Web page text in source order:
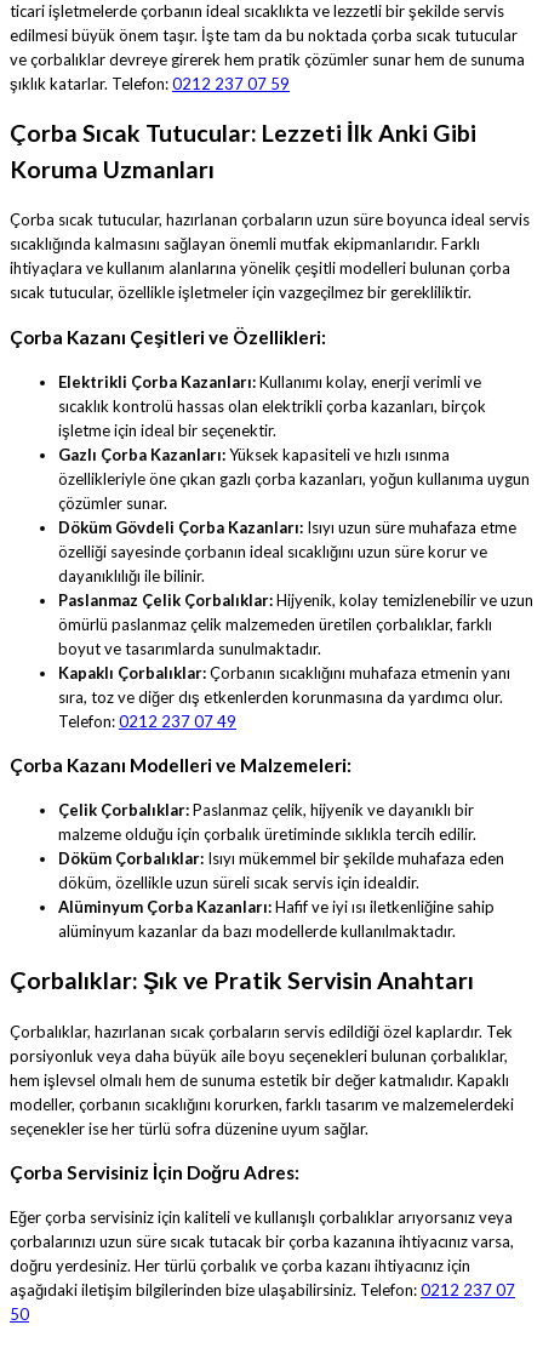
ticari işletmelerde çorbanın ideal sıcaklıkta ve lezzetli bir şekilde servis
edilmesi büyük önem taşır. İşte tam da bu noktada çorba sıcak tutucular
ve çorbalıklar devreye girerek hem pratik çözümler sunar hem de sunuma
şıklık katarlar. Telefon:0212 237 07 59
Çorba Sıcak Tutucular: Lezzeti İlk Anki Gibi
Koruma Uzmanları
Çorba sıcak tutucular, hazırlanan çorbaların uzun süre boyunca ideal servis
sıcaklığında kalmasını sağlayan önemli mutfak ekipmanlarıdır. Farklı
ihtiyaçlara ve kullanım alanlarına yönelik çeşitli modelleri bulunan çorba
sıcak tutucular, özellikle işletmeler için vazgeçilmez bir gerekliliktir.
Çorba Kazanı Çeşitleri ve Özellikleri:
Elektrikli Çorba Kazanları:Kullanımı kolay, enerji verimli ve
sıcaklık kontrolü hassas olan elektrikli çorba kazanları, birçok
işletme için ideal bir seçenektir.
Gazlı Çorba Kazanları:Yüksek kapasiteli ve hızlı ısınma
özellikleriyle öne çıkan gazlı çorba kazanları, yoğun kullanıma uygun
çözümler sunar.
Döküm Gövdeli Çorba Kazanları: Isıyı uzun süre muhafaza etme
özelliği sayesinde çorbanın ideal sıcaklığını uzun süre korur ve
dayanıklılığı ile bilinir.
Paslanmaz Çelik Çorbalıklar:Hijyenik, kolay temizlenebilir ve uzun
ömürlü paslanmaz çelik malzemeden üretilen çorbalıklar, farklı
boyut ve tasarımlarda sunulmaktadır.
Kapaklı Çorbalıklar:Çorbanın sıcaklığını muhafaza etmenin yanı
sıra, toz ve diğer dış etkenlerden korunmasına da yardımcı olur.
Telefon:0212 237 07 49
Çorba Kazanı Modelleri ve Malzemeleri:
Çelik Çorbalıklar:Paslanmaz çelik, hijyenik ve dayanıklı bir
malzeme olduğu için çorbalık üretiminde sıklıkla tercih edilir.
Döküm Çorbalıklar: Isıyı mükemmel bir şekilde muhafaza eden
döküm, özellikle uzun süreli sıcak servis için idealdir.
Alüminyum Çorba Kazanları:Hafif ve iyi ısı iletkenliğine sahip
alüminyum kazanlar da bazı modellerde kullanılmaktadır.
Çorbalıklar: Şık ve Pratik Servisin Anahtarı
Çorbalıklar, hazırlanan sıcak çorbaların servis edildiği özel kaplardır. Tek
porsiyonluk veya daha büyük aile boyu seçenekleri bulunan çorbalıklar,
hem işlevsel olmalı hem de sunuma estetik bir değer katmalıdır. Kapaklı
modeller, çorbanın sıcaklığını korurken, farklı tasarım ve malzemelerdeki
seçenekler ise her türlü sofra düzenine uyum sağlar.
Çorba Servisiniz İçin Doğru Adres:
Eğer çorba servisiniz için kaliteli ve kullanışlı çorbalıklar arıyorsanız veya
çorbalarınızı uzun süre sıcak tutacak bir çorba kazanına ihtiyacınız varsa,
doğru yerdesiniz. Her türlü çorbalık ve çorba kazanı ihtiyacınız için
aşağıdaki iletişim bilgilerinden bize ulaşabilirsiniz. Telefon:0212 237 07
50